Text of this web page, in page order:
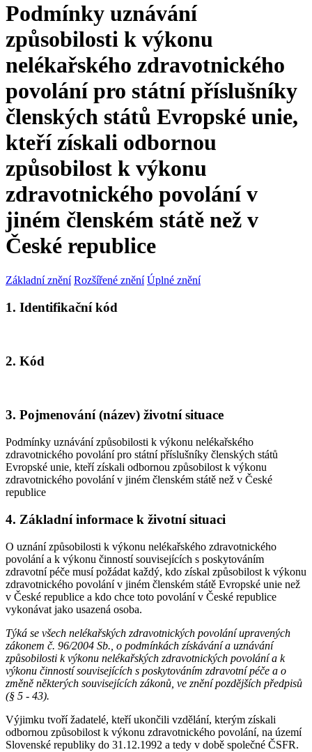
Podmínky uznávání
způsobilosti k výkonu
nelékařského zdravotnického
povolání pro státní příslušníky
členských států Evropské unie,
kteří získali odbornou
způsobilost k výkonu
zdravotnického povolání v
jiném členském státě než v
České republice
Základní znění Rozšířené znění Úplné znění
1. Identifikační kód
2. Kód
3. Pojmenování (název) životní situace
Podmínky uznávání způsobilosti k výkonu nelékařského
zdravotnického povolání pro státní příslušníky členských států
Evropské unie, kteří získali odbornou způsobilost k výkonu
zdravotnického povolání v jiném členském státě než v České
republice
4. Základní informace k životní situaci
O uznání způsobilosti k výkonu nelékařského zdravotnického
povolání a k výkonu činností souvisejících s poskytováním
zdravotní péče musí požádat každý, kdo získal způsobilost k výkonu
zdravotnického povolání v jiném členském státě Evropské unie než
v České republice a kdo chce toto povolání v České republice
vykonávat jako usazená osoba.
Týká se všech nelékařských zdravotnických povolání upravených
zákonem č. 96/2004 Sb., o podmínkách získávání a uznávání
způsobilosti k výkonu nelékařských zdravotnických povolání a k
výkonu činností souvisejících s poskytováním zdravotní péče a o
změně některých souvisejících zákonů, ve znění pozdějších předpisů
(§ 5 - 43).
Výjimku tvoří žadatelé, kteří ukončili vzdělání, kterým získali
odbornou způsobilost k výkonu zdravotnického povolání, na území
Slovenské republiky do 31.12.1992 a tedy v době společné ČSFR.